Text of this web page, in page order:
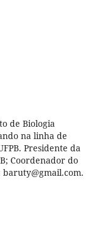
de Biologia
na linha de
Presidente da
Coordenador do
baruty@gmail.com.